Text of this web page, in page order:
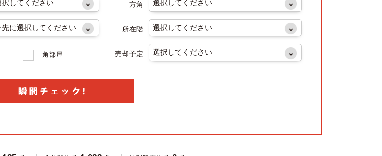
角部屋
方角
所在階
売却予定